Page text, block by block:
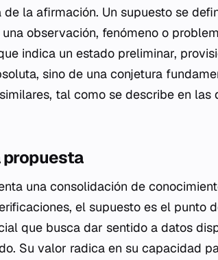
la afirmación. Un supuesto se
observación, fenómeno o
indica un estado preliminar,
sino de una conjetura
tal como se describe en las
propuesta
una consolidación de
el supuesto es el punto
que busca dar sentido a datos
Su valor radica en su capacidad